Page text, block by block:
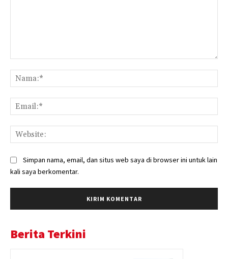
Simpan nama, email, dan situs web saya di browser ini untuk lain
kali saya berkomentar.
Berita Terkini